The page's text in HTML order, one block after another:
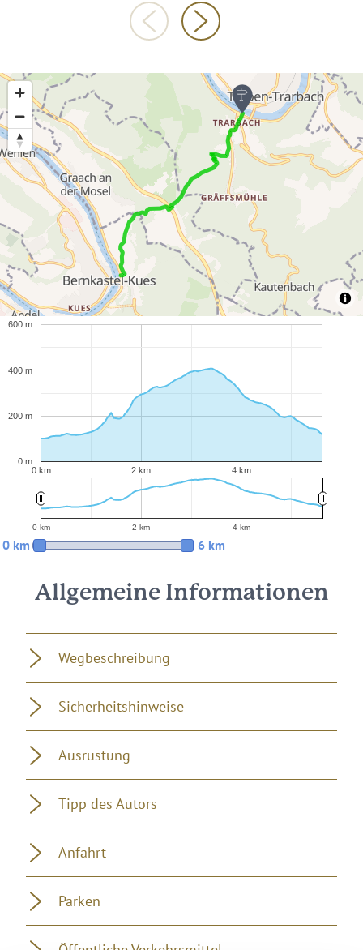
0 km 2 km 4 km
0 m
200 m
400 m
600 m
0 km 2 km 4 km
0 km 6 km
Allgemeine Informationen
Wegbeschreibung
Sicherheitshinweise
Ausrüstung
Tipp des Autors
Anfahrt
Parken